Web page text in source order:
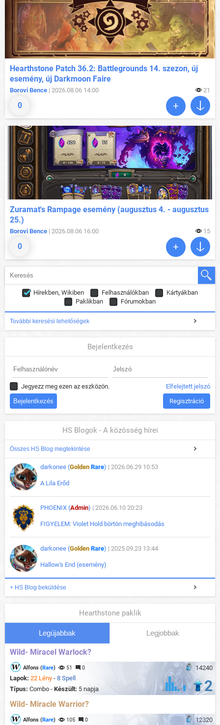
0
Hearthstone Patch 36.2: Battlegrounds 14. szezon, új
esemény, új Darkmoon Faire
Borovi Bence | 2026.08.06 14:00 21
0
Zuramat's Rampage esemény (augusztus 4. - augusztus
25.)
Borovi Bence | 2026.08.06 16:00 15
Hírekben, Wikiben Felhasználókban
Kártyákban
Paklikban
Fórumokban
További keresési lehetőségek
Bejelentkezés
Jegyezz meg ezen az eszközön. Elfelejtett jelszó
Regisztráció
HS Blogok - A közösség hírei
Összes HS Blog megtekintése
darkonee (Golden Rare) | 2026.06.29 10:53
A Lila Erőd
PHOENIX (Admin) | 2026.06.10 20:23
FIGYELEM: Violet Hold börtön meghibásodás
darkonee (Golden Rare) | 2025.09.23 13:44
Hallow's End (esemény)
+ HS Blog beküldése
Hearthstone paklik
Legújabbak Legjobbak
Wild- Miracel Warlock?
14240
Alfons (Rare) 51 0
Lapok: 22 Lény - 8 Spell
Típus: Combo - Készült: 5 napja 2
Wild- Miracle Warrior?
12320
Alfons (Rare) 105 0